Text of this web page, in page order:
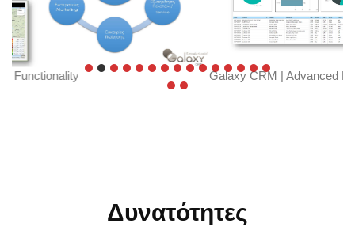
Galaxy CRM | Advanced Features
Δυνατότητες